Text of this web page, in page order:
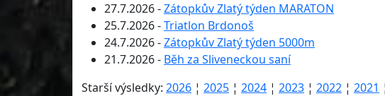
27.7.2026 -Zátopkův Zlatý týden MARATON
25.7.2026 -Triatlon Brdonoš
24.7.2026 -Zátopkův Zlatý týden 5000m
21.7.2026 - Běh za Sliveneckou saní
Starší výsledky: 2026 ¦ 2025 ¦ 2024 ¦ 2023 ¦ 2022 ¦ 2021 ¦